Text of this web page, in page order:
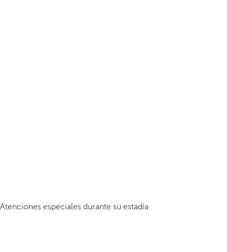
Atenciones especiales durante su estadía